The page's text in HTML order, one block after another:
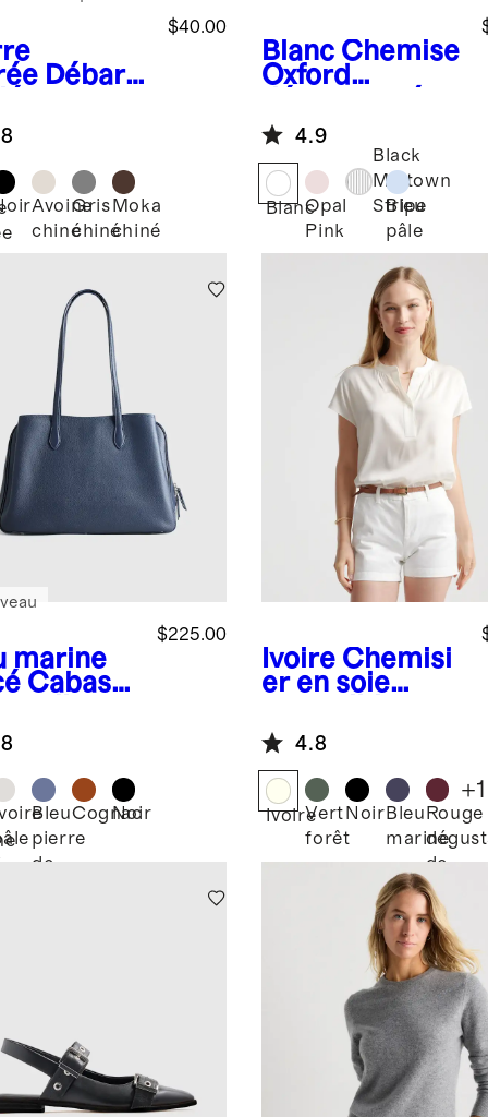
Débard
de coton
$40.00
Avoine
chiné
Gris
chiné
Moka
chiné
Blanc Chemise
Oxford
en coton
biologique
4.9
BlancOpal
Pink
Black
Midtown
Stripe
Bleu
pâle
marine
Cabas
$225.00
Bleu
pierre
de
Cognac
Noir
Ivoire Chemisi
er en soie
lavable à
manches
chauve-souris
4.8
IvoireVert
forêt
Noir Bleu
marine
Rouge
de
vin
+1